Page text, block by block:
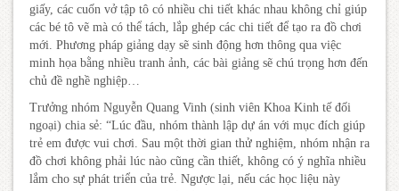
giấy, các cuốn vở tập tô có nhiều chi tiết khác nhau không chỉ giúp
các bé tô vẽ mà có thể tách, lắp ghép các chi tiết để tạo ra đồ chơi
mới. Phương pháp giảng dạy sẽ sinh động hơn thông qua việc
minh họa bằng nhiều tranh ảnh, các bài giảng sẽ chú trọng hơn đến
chủ đề nghề nghiệp…
Trưởng nhóm Nguyễn Quang Vinh (sinh viên Khoa Kinh tế đối
ngoại) chia sẻ: “Lúc đầu, nhóm thành lập dự án với mục đích giúp
trẻ em được vui chơi. Sau một thời gian thử nghiệm, nhóm nhận ra
đồ chơi không phải lúc nào cũng cần thiết, không có ý nghĩa nhiều
lắm cho sự phát triển của trẻ. Ngược lại, nếu các học liệu này